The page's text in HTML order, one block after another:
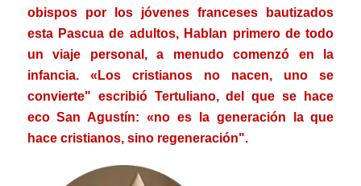
obispos por los jóvenes franceses bautizados
esta Pascua de adultos, Hablan primero de todo
un viaje personal, a menudo comenzó en la
infancia. «Los cristianos no nacen, uno se
convierte" escribió Tertuliano, del que se hace
eco San Agustín: «no es la generación la que
hace cristianos, sino regeneración".